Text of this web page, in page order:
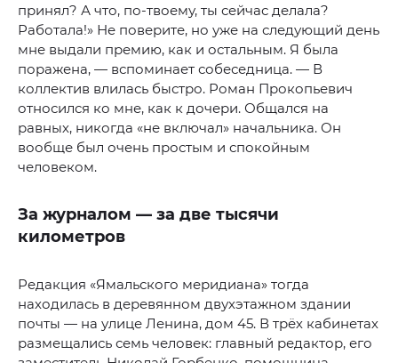
принял? А что, по-твоему, ты сейчас делала?
Работала!» Не поверите, но уже на следующий день
мне выдали премию, как и остальным. Я была
поражена, — вспоминает собеседница. — В
коллектив влилась быстро. Роман Прокопьевич
относился ко мне, как к дочери. Общался на
равных, никогда «не включал» начальника. Он
вообще был очень простым и спокойным
человеком.
За журналом — за две тысячи
километров
Редакция «Ямальского меридиана» тогда
находилась в деревянном двухэтажном здании
почты — на улице Ленина, дом 45. В трёх кабинетах
размещались семь человек: главный редактор, его